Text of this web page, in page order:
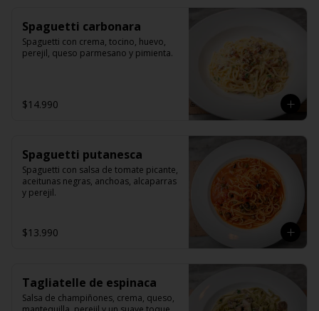
Spaguetti carbonara
Spaguetti con crema, tocino, huevo,
perejil, queso parmesano y pimienta.
$14.990
Spaguetti putanesca
Spaguetti con salsa de tomate picante,
aceitunas negras, anchoas, alcaparras
y perejil.
$13.990
Tagliatelle de espinaca
Salsa de champiñones, crema, queso,